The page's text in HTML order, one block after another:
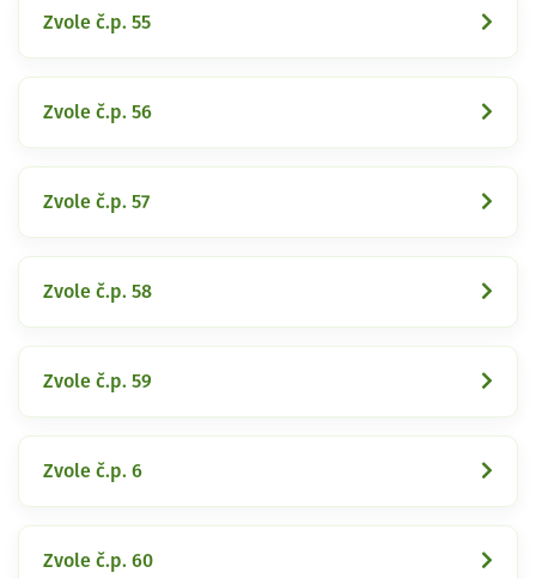
Zvole č.p. 55
Zvole č.p. 56
Zvole č.p. 57
Zvole č.p. 58
Zvole č.p. 59
Zvole č.p. 6
Zvole č.p. 60